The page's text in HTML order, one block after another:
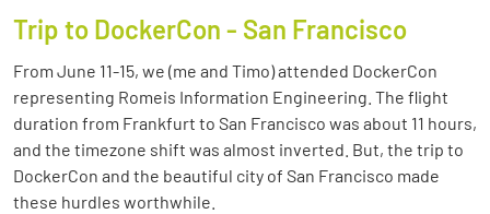
Trip to DockerCon - San Francisco
From June 11-15, we (me and Timo) attended DockerCon
representing Romeis Information Engineering. The flight
duration from Frankfurt to San Francisco was about 11 hours,
and the timezone shift was almost inverted. But, the trip to
DockerCon and the beautiful city of San Francisco made
these hurdles worthwhile.